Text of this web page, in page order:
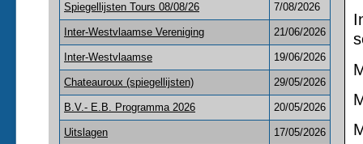
Spiegellijsten Tours 08/08/26
7/08/2026
Inter-Westvlaamse Vereniging 21/06/2026
Inter-Westvlaamse 19/06/2026
Chateauroux (spiegellijsten) 29/05/2026
B.V.- E.B. Programma 2026 20/05/2026
Uitslagen 17/05/2026